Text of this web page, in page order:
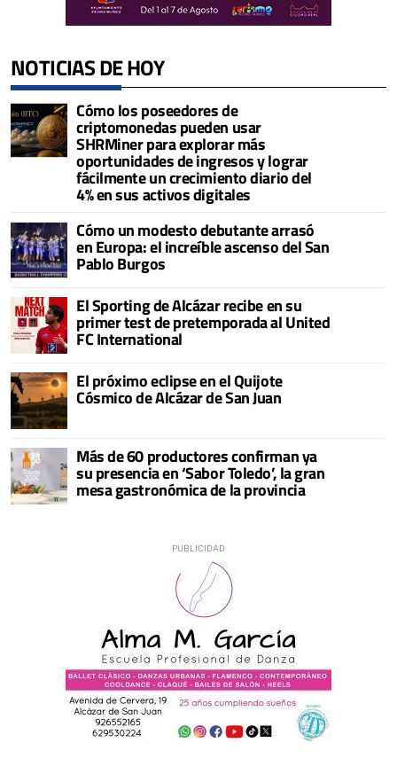
NOTICIAS DE HOY
Cómo los poseedores de
criptomonedas pueden usar
SHRMiner para explorar más
oportunidades de ingresos y lograr
fácilmente un crecimiento diario del
4% en sus activos digitales
Cómo un modesto debutante arrasó
en Europa: el increíble ascenso del San
Pablo Burgos
El Sporting de Alcázar recibe en su
primer test de pretemporada al United
FC International
El próximo eclipse en el Quijote
Cósmico de Alcázar de San Juan
Más de 60 productores confirman ya
su presencia en ‘Sabor Toledo’, la gran
mesa gastronómica de la provincia